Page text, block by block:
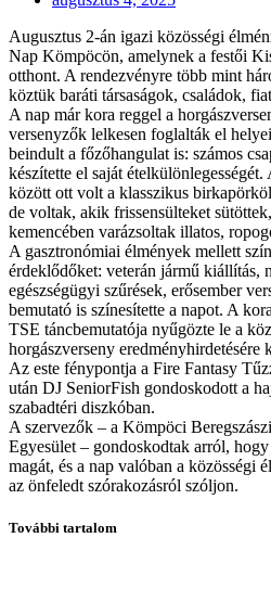
Augusztus 2-án igazi közösségi
Nap Kömpöcön, amelynek a festői
otthont. A rendezvényre több mint
köztük baráti társaságok, családok,
A nap már kora reggel a
versenyzők lelkesen foglalták el
beindult a főzőhangulat is: számos
készítette el saját
között ott volt a klasszikus
de voltak, akik frissensülteket
kemencében varázsoltak illatos,
A gasztronómiai élmények mellett
érdeklődőket: veterán jármű kiállítás,
egészségügyi szűrések, erősember
bemutató is színesítette a napot. A
TSE táncbemutatója nyűgözte le a
horgászverseny eredményhirdetésére
Az este fénypontja a Fire Fantasy
után DJ SeniorFish gondoskodott a
szabadtéri diszkóban.
A szervezők – a Kömpöci
Egyesület – gondoskodtak arról,
magát, és a nap valóban a közösségi
az önfeledt szórakozásról szóljon.
További tartalom